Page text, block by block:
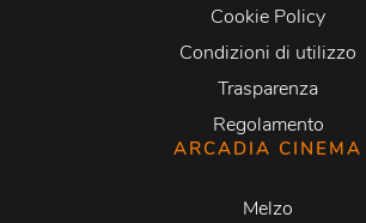
Cookie Policy
Condizioni di utilizzo
Trasparenza
Regolamento
ARCADIA CINEMA
Melzo